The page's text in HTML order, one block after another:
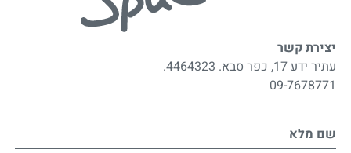
יצירת קשר
עתיר ידע 17, כפר סבא. 4464323.
09-7678771
שם מלא